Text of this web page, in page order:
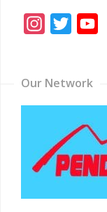
Instagram
Twitter
Our Network